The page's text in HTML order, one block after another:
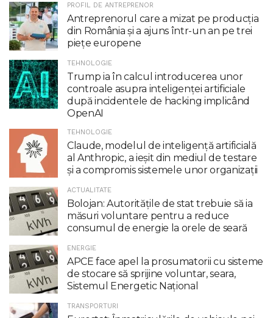
PROFIL DE ANTREPRENOR
Antreprenorul care a mizat pe producția
din România și a ajuns într-un an pe trei
piețe europene
TEHNOLOGIE
Trump ia în calcul introducerea unor
controale asupra inteligenţei artificiale
după incidentele de hacking implicând
OpenAI
TEHNOLOGIE
Claude, modelul de inteligenţă artificială
al Anthropic, a ieşit din mediul de testare
şi a compromis sistemele unor organizaţii
ACTUALITATE
Bolojan: Autoritățile de stat trebuie să ia
măsuri voluntare pentru a reduce
consumul de energie la orele de seară
ENERGIE
APCE face apel la prosumatorii cu sisteme
de stocare să sprijine voluntar, seara,
Sistemul Energetic Național
TRANSPORTURI